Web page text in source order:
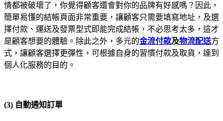
情都被破壞了，你覺得顧客還會對你的品牌有好感嗎？因此，
簡單易懂的結帳頁面非常重要，讓顧客只需要填寫地址，及選
擇付款、運送及發票型式即能完成結帳，不必思考太多，這才
是顧客想要的體驗。除此之外，多元的金流付款及物流配送方
式，讓顧客選擇更彈性，可根據自身的習慣付款及取貨，達到
個人化服務的目的。
(3) 自動通知訂單